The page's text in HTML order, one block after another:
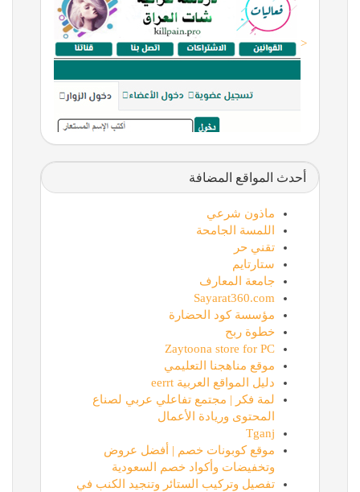
<
أحدث المواقع المضافة
ماذون شرعي
اللمسة الجامحة
تقني حر
ستارتايم
جامعة المعارف
Sayarat360.com
مؤسسة كود الحضارة
خطوة ربح
Zaytoona store for PC
موقع مناهجنا التعليمي
دليل المواقع العربية eerrt
لمة فكر | مجتمع تفاعلي عربي لصناع
المحتوى وريادة الأعمال
Tganj
موقع كوبونات خصم | أفضل عروض
وتخفيضات وأكواد خصم السعودية
تفصيل وتركيب الستائر وتنجيد الكنب في